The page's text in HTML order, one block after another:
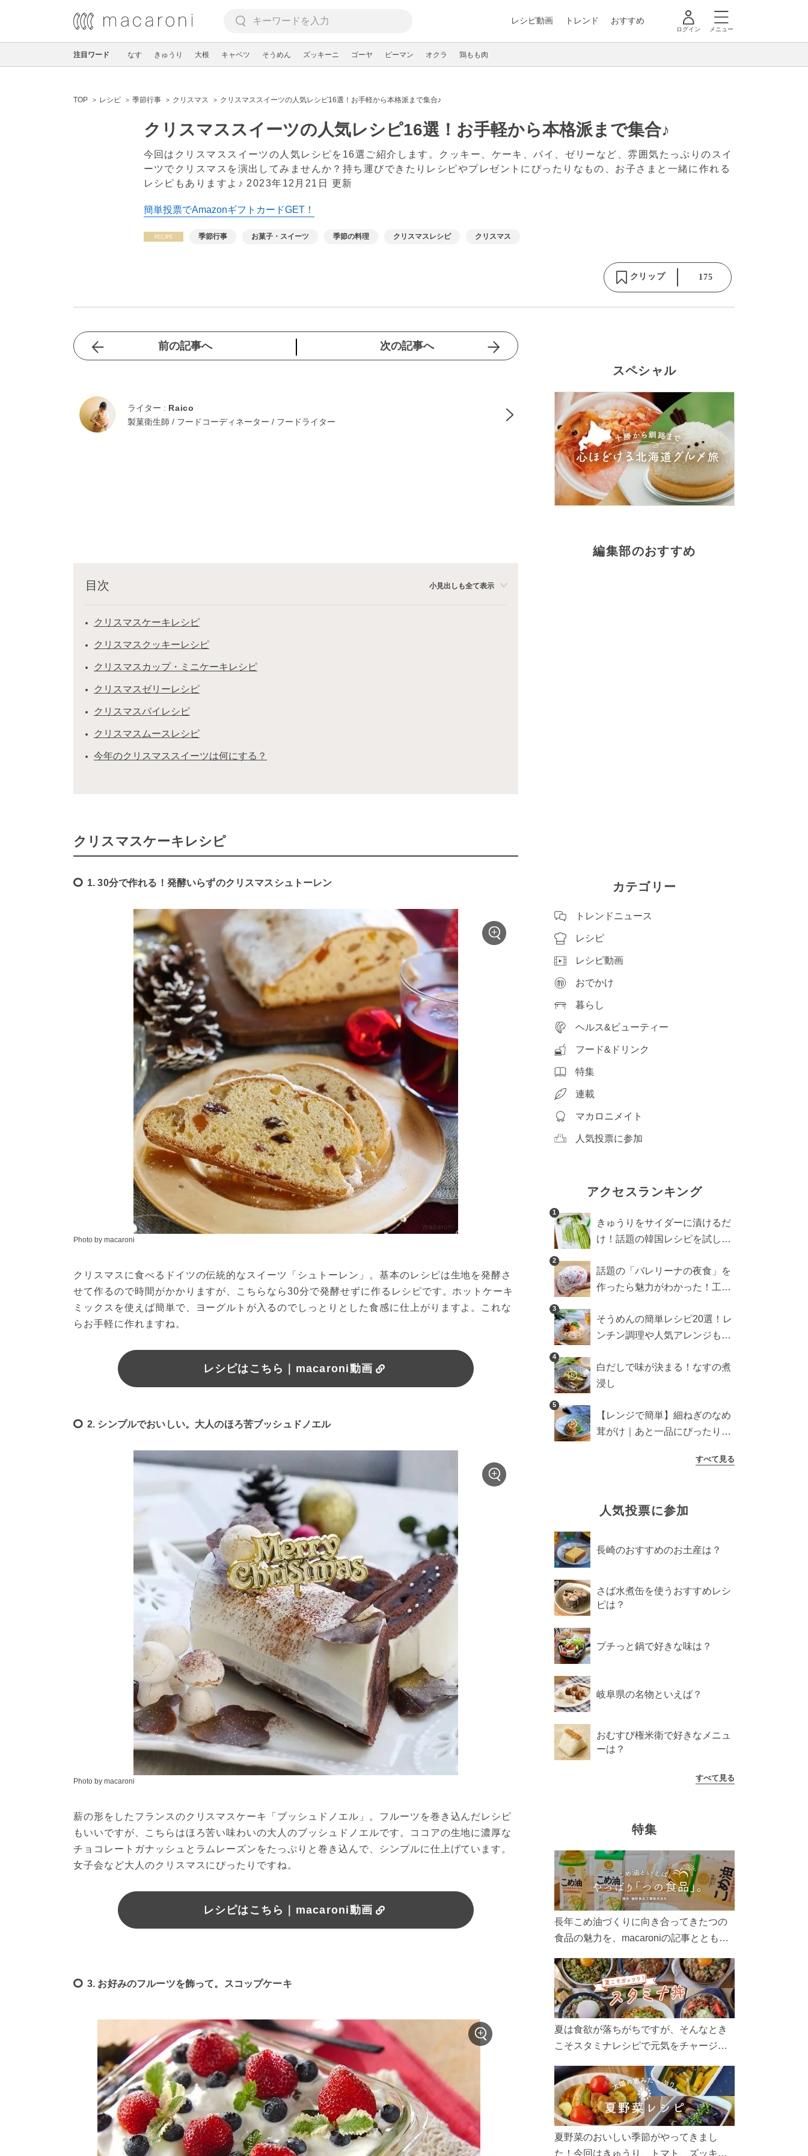
レシピ動画 トレンド おすすめ
ログイン メニュー
注目ワード なす きゅうり 大根 キャベツ そうめん ズッキーニ ゴーヤ ピーマン オクラ 鶏もも肉
TOP レシピ 季節行事 クリスマス クリスマススイーツの人気レシピ16選！お手軽から本格派まで集合♪
クリスマススイーツの人気レシピ16選！お手軽から本格派まで集合♪
今回はクリスマススイーツの人気レシピを16選ご紹介します。クッキー、ケーキ、パイ、ゼリーなど、雰囲気たっぷりのスイ
ーツでクリスマスを演出してみませんか？持ち運びできたりレシピやプレゼントにぴったりなもの、お子さまと一緒に作れる
レシピもありますよ♪ 2023年12月21日 更新
簡単投票でAmazonギフトカードGET！
季節行事 お菓子・スイーツ 季節の料理 クリスマスレシピ クリスマス
クリップ 175
前の記事へ 次の記事へ
ライター : Raico
製菓衛生師 / フードコーディネーター / フードライター
目次 小見出しも全て表示
クリスマスケーキレシピ
クリスマスクッキーレシピ
クリスマスカップ・ミニケーキレシピ
クリスマスゼリーレシピ
クリスマスパイレシピ
クリスマスムースレシピ
今年のクリスマススイーツは何にする？
クリスマスケーキレシピ
1. 30分で作れる！発酵いらずのクリスマスシュトーレン
Photo by macaroni
クリスマスに食べるドイツの伝統的なスイーツ「シュトーレン」。基本のレシピは生地を発酵さ
せて作るので時間がかかりますが、こちらなら30分で発酵せずに作るレシピです。ホットケーキ
ミックスを使えば簡単で、ヨーグルトが入るのでしっとりとした食感に仕上がりますよ。これな
らお手軽に作れますね。
レシピはこちら｜macaroni動画
2. シンプルでおいしい。大人のほろ苦ブッシュドノエル
Photo by macaroni
薪の形をしたフランスのクリスマスケーキ「ブッシュドノエル」。フルーツを巻き込んだレシピ
もいいですが、こちらはほろ苦い味わいの大人のブッシュドノエルです。ココアの生地に濃厚な
チョコレートガナッシュとラムレーズンをたっぷりと巻き込んで、シンプルに仕上げています。
女子会など大人のクリスマスにぴったりですね。
レシピはこちら｜macaroni動画
3. お好みのフルーツを飾って。スコップケーキ
スペシャル
編集部のおすすめ
カテゴリー
トレンドニュース
レシピ
レシピ動画
おでかけ
暮らし
ヘルス&ビューティー
フード&ドリンク
特集
連載
マカロニメイト
人気投票に参加
アクセスランキング
1
きゅうりをサイダーに漬けるだ
け！話題の韓国レシピを試した
2
話題の「バレリーナの夜食」を
作ったら魅力がわかった！工程
3
そうめんの簡単レシピ20選！レ
ンチン調理や人気アレンジも紹
4
白だしで味が決まる！なすの煮
浸し
5
【レンジで簡単】細ねぎのなめ
茸がけ｜あと一品にぴったり副
すべて見る
人気投票に参加
長崎のおすすめのお土産は？
さば水煮缶を使うおすすめレシ
ピは？
プチっと鍋で好きな味は？
岐阜県の名物といえば？
おむすび権米衛で好きなメニュ
ーは？
すべて見る
特集
長年こめ油づくりに向き合ってきたつの
食品の魅力を、macaroniの記事とともに
ん、製造現場や品質へのこだわりまで。
こめ油をもっと好きになるコンテンツを
ぜひお楽しみください。
夏は食欲が落ちがちですが、そんなとき
こそスタミナレシピで元気をチャージ！
リ食べて、夏バテを吹き飛ばしましょ
う！
夏野菜のおいしい季節がやってきまし
た！今回はきゅうり、トマト、ズッキー